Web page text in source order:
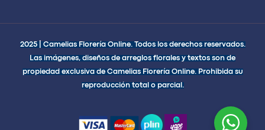
2025 | Camelias Florería Online. Todos los derechos reservados.
Las imágenes, diseños de arreglos florales y textos son de
propiedad exclusiva de Camelias Florería Online. Prohibida su
reproducción total o parcial.